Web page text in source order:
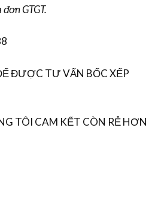
GTGT.
ĐƯỢC TƯ VẤN BỐC XẾP
TÔI CAM KẾT CÒN RẺ HƠN